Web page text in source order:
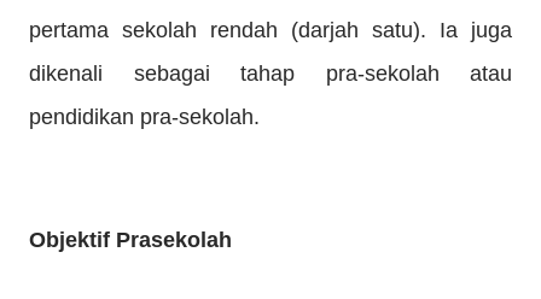
pertama sekolah rendah (darjah satu). Ia juga
dikenali sebagai tahap pra-sekolah atau
pendidikan pra-sekolah.
Objektif Prasekolah